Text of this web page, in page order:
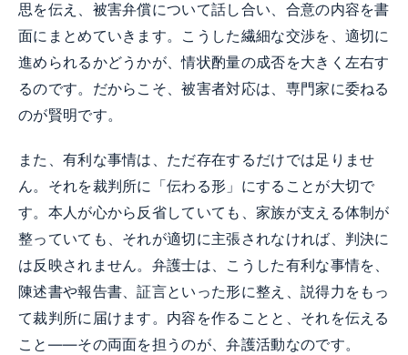
思を伝え、被害弁償について話し合い、合意の内容を書
面にまとめていきます。こうした繊細な交渉を、適切に
進められるかどうかが、情状酌量の成否を大きく左右す
るのです。だからこそ、被害者対応は、専門家に委ねる
のが賢明です。
また、有利な事情は、ただ存在するだけでは足りませ
ん。それを裁判所に「伝わる形」にすることが大切で
す。本人が心から反省していても、家族が支える体制が
整っていても、それが適切に主張されなければ、判決に
は反映されません。弁護士は、こうした有利な事情を、
陳述書や報告書、証言といった形に整え、説得力をもっ
て裁判所に届けます。内容を作ることと、それを伝える
こと——その両面を担うのが、弁護活動なのです。